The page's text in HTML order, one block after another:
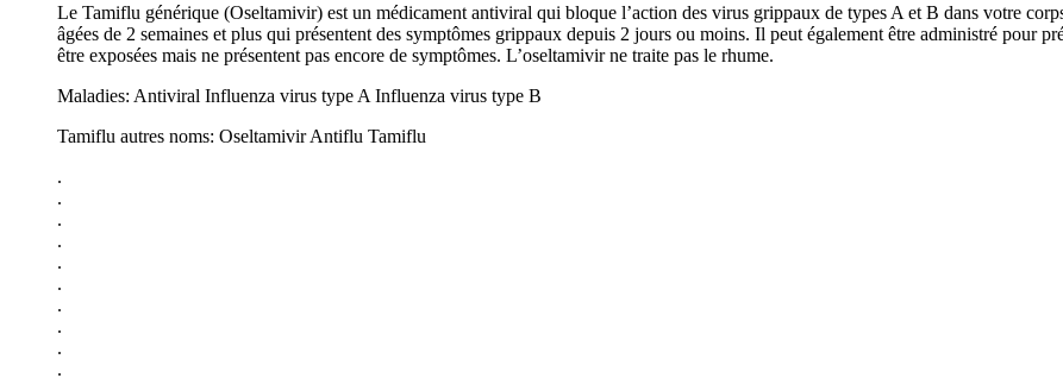
Le Tamiflu générique (Oseltamivir) est un médicament antiviral qui bloque l’action des virus grippaux de types A et B dans votre
âgées de 2 semaines et plus qui présentent des symptômes grippaux depuis 2 jours ou moins. Il peut également être administré pour
être exposées mais ne présentent pas encore de symptômes. L’oseltamivir ne traite pas le rhume.
Maladies: Antiviral Influenza virus type A Influenza virus type B
Tamiflu autres noms: Oseltamivir Antiflu Tamiflu
.
.
.
.
.
.
.
.
.
.